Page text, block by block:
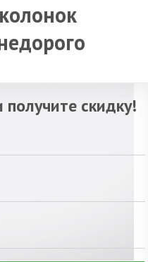
получите скидку!